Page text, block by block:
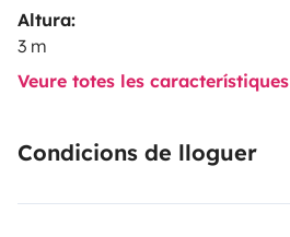
Altura:
3 m
Veure totes les característiques
Condicions de lloguer